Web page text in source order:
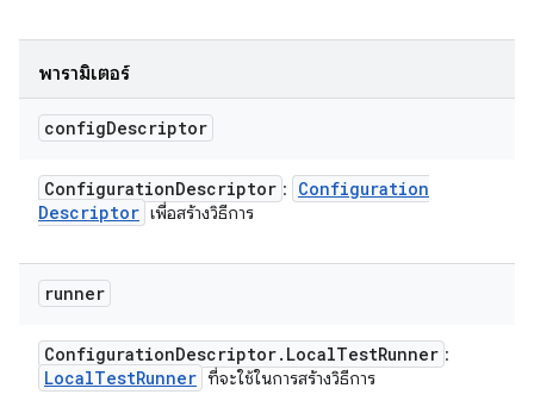
พารามิเตอร์
configDescriptor
ConfigurationDescriptor :
Configuration
Descriptor เพื่อสร้างวิธีการ
runner
ConfigurationDescriptor. LocalTestRunner :
LocalTestRunner ที่จะใช้ในการสร้างวิธีการ